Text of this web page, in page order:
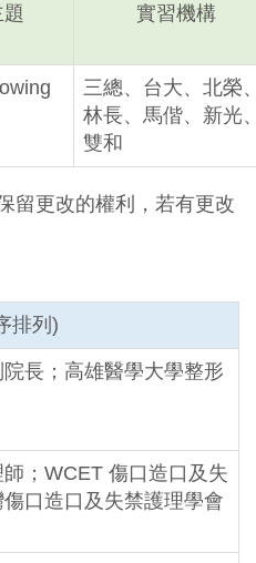
實習機構
三總、台大、北榮
林長、馬偕、新光
雙和
留更改的權利，若有更改
排列)
長；高雄醫學大學整形
；WCET 傷口造口及失
口造口及失禁護理學會